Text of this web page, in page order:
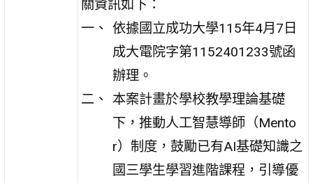
關資訊如下：
依據國立成功大學115年4月7日
成大電院字第1152401233號函
辦理。
本案計畫於學校教學理論基礎
下，推動人工智慧導師（Mento
r）制度，鼓勵已有AI基礎知識之
國三學生學習進階課程，引導優